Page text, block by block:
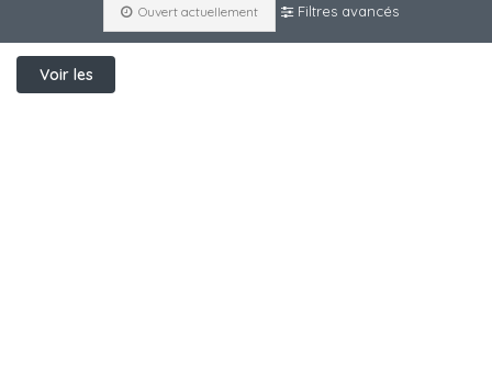
Ouvert actuellement Filtres avancés
Voir les